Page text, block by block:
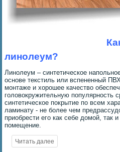
линолеум?
Линолеум – синтетическое
основе текстиль или вспененный
монтаже и хорошее качество
головокружительную популярность
синтетическое покрытие по всем
ламинату - не более чем
приобрести его как себе домой, так
помещение.